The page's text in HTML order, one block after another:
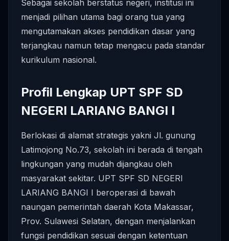
Sebagai sekolah berstatus negeri, institusi ini
menjadi pilihan utama bagi orang tua yang
mengutamakan akses pendidikan dasar yang
terjangkau namun tetap mengacu pada standar
kurikulum nasional.
Profil Lengkap UPT SPF SD
NEGERI LARIANG BANGI I
Berlokasi di alamat strategis yakni Jl. gunung
Latimojong No.73, sekolah ini berada di tengah
lingkungan yang mudah dijangkau oleh
masyarakat sekitar. UPT SPF SD NEGERI
LARIANG BANGI I beroperasi di bawah
naungan pemerintah daerah Kota Makassar,
Prov. Sulawesi Selatan, dengan menjalankan
fungsi pendidikan sesuai dengan ketentuan